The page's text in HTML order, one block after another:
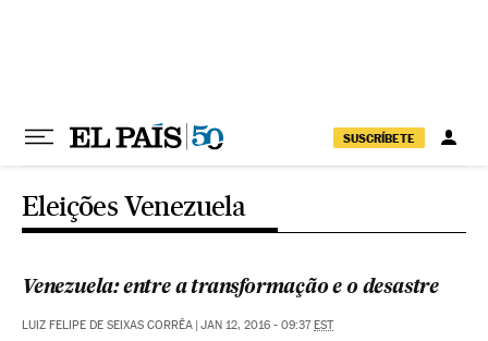
SUSCRÍBETE
Eleições Venezuela
Venezuela: entre a transformação e o desastre
LUIZ FELIPE DE SEIXAS CORRÊA | JAN 12, 2016 - 09:37EST